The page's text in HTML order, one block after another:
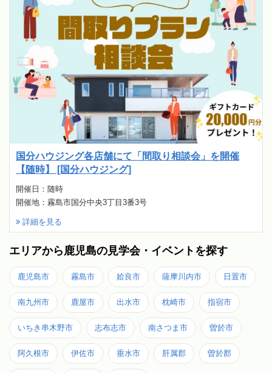
国分ハウジング各店舗にて「間取り相談会」を開催
【随時】 [国分ハウジング]
開催日：随時
開催地：霧島市国分中央3丁目3番3号
詳細を見る
エリアから鹿児島の見学会・イベントを探す
鹿児島市 霧島市 姶良市 薩摩川内市 日置市
南九州市 鹿屋市 出水市 枕崎市 指宿市
いちき串木野市 志布志市 南さつま市 曽於市
阿久根市 伊佐市 垂水市 肝属郡 曽於郡